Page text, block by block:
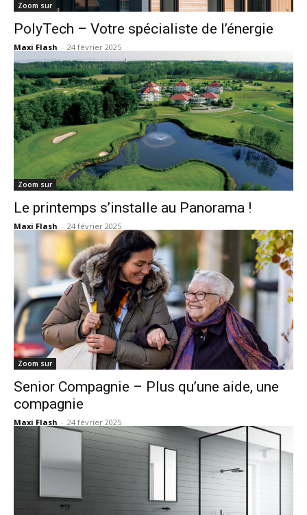
Zoom sur
PolyTech – Votre spécialiste de l’énergie
Maxi Flash - 24 février 2025
Zoom sur
Le printemps s’installe au Panorama !
Maxi Flash - 24 février 2025
Zoom sur
Senior Compagnie – Plus qu’une aide, une
compagnie
Maxi Flash - 24 février 2025